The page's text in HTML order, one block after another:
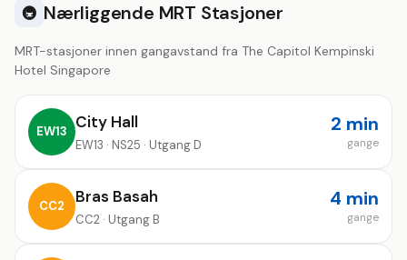
🚇 Nærliggende MRT Stasjoner
MRT-stasjoner innen gangavstand fra The Capitol Kempinski
Hotel Singapore
EW13 City Hall
EW13 · NS25 · Utgang D
2 min
gange
CC2 Bras Basah
CC2 · Utgang B
4 min
gange